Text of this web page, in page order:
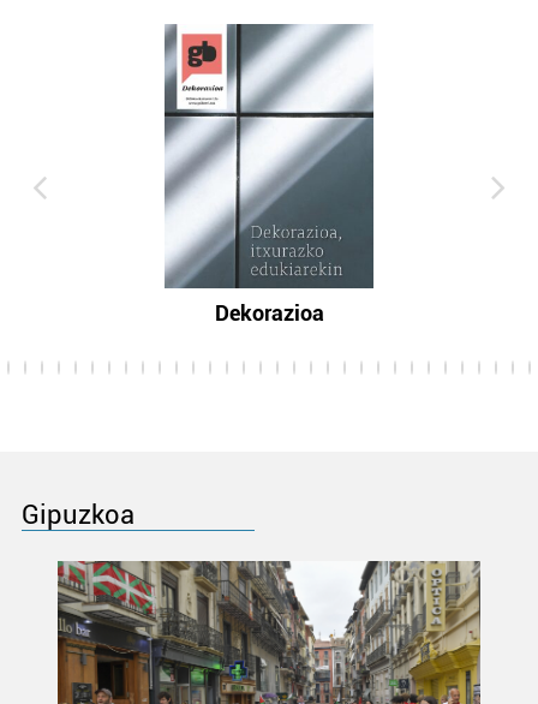
Dekorazioa
Gipuzkoa